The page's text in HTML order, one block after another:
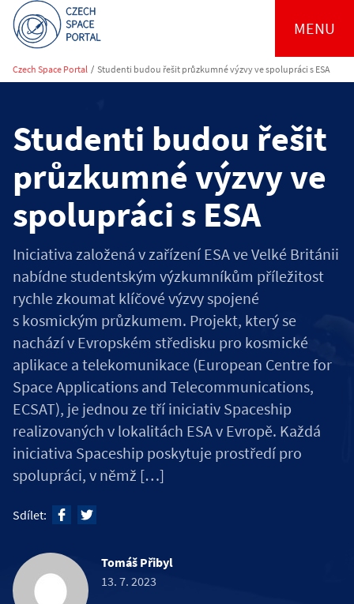
MENU
Czech Space Portal / Studenti budou řešit průzkumné výzvy ve spolupráci s ESA
Studenti budou řešit
průzkumné výzvy ve
spolupráci s ESA
Iniciativa založená v zařízení ESA ve Velké Británii
nabídne studentským výzkumníkům příležitost
rychle zkoumat klíčové výzvy spojené
s kosmickým průzkumem. Projekt, který se
nachází v Evropském středisku pro kosmické
aplikace a telekomunikace (European Centre for
Space Applications and Telecommunications,
ECSAT), je jednou ze tří iniciativ Spaceship
realizovaných v lokalitách ESA v Evropě. Každá
iniciativa Spaceship poskytuje prostředí pro
spolupráci, v němž […]
Sdílet:
Tomáš Přibyl
13. 7. 2023